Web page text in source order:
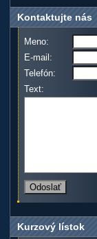
Kontaktujte nás
Meno:
E-mail:
Telefón:
Text:
Kurzový lístok